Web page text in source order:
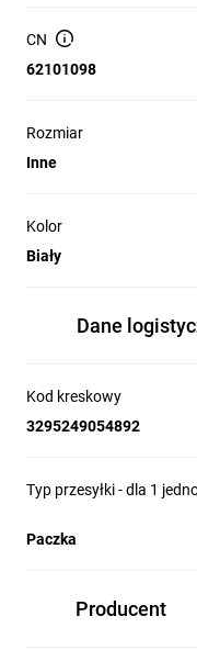
CN
62101098
Rozmiar
Inne
Kolor
Biały
Dane
Kod kreskowy
3295249054892
Typ przesyłki - dla 1
Paczka
Producent